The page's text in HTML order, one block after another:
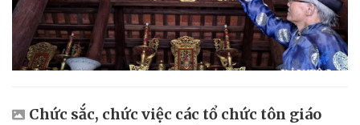
Chức sắc, chức việc các tổ chức tôn giáo